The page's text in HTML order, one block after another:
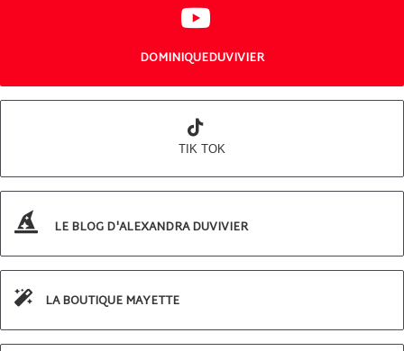
DOMINIQUEDUVIVIER
TIK TOK
LE BLOG D'ALEXANDRA DUVIVIER
LA BOUTIQUE MAYETTE